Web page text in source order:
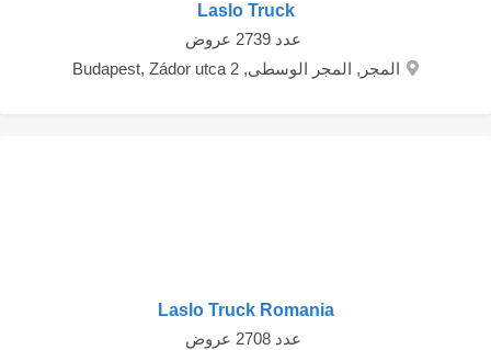
Laslo Truck
‏ عدد 2739 عروض
المجر, المجر الوسطى, Budapest, Zádor utca 2
Laslo Truck Romania
‏ عدد 2708 عروض